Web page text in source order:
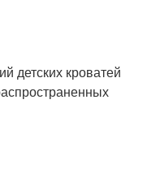
детских кроватей